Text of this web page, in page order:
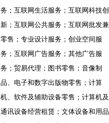
务；互联网生活服务；互联网科技创
新；互联网公共服务；互联网批发兼
零售；专业设计服务；创业空间服
务；互联网广告服务；其他广告服
务；贸易代理；图书零售；音像制
品、电子和数字出版物零售；计算
机、软件及辅助设备零售；计算机及
通讯设备经营租赁；文体设备和用品